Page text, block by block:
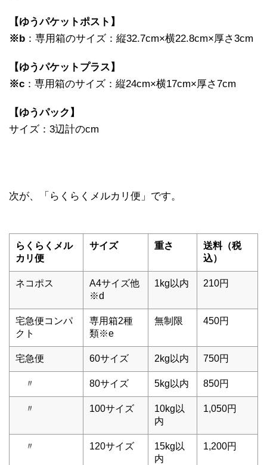
【ゆうパケットポスト】
※b ：専用箱のサイズ：縦32.7cm×横22.8cm×厚さ3cm
【ゆうパケットプラス】
※c ：専用箱のサイズ：縦24cm×横17cm×厚さ7cm
【ゆうパック】
サイズ：3辺計のcm
次が、「らくらくメルカリ便」です。
らくらくメル
カリ便
サイズ 重さ
送料（税
込）
ネコポス
A4サイズ他
※d
1kg以内 210円
宅急便コンパ
クト
専用箱2種
類※e
無制限 450円
宅急便 60サイズ 2kg以内 750円
〃 80サイズ 5kg以内 850円
〃 100サイズ
10kg以
内
1,050円
〃 120サイズ
15kg以
内
1,200円